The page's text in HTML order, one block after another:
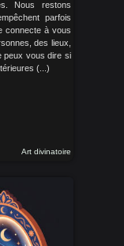
Nous restons
parfois
connecte à vous
des lieux,
peux vous dire si
(...)
Art divinatoire